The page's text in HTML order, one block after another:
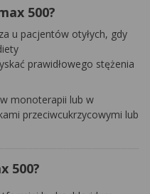
500?
u pacjentów otyłych, gdy
prawidłowego stężenia
monoterapii lub w
przeciwcukrzycowymi lub
500?